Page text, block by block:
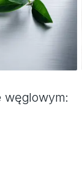
węglowym: